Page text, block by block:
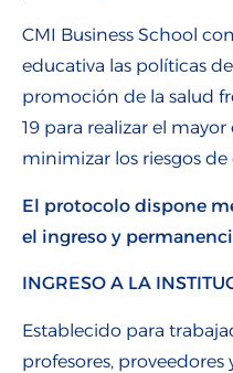
CMI Business School
educativa las políticas
promoción de la salud
19 para realizar el
minimizar los riesgos de
El protocolo dispone
el ingreso y
INGRESO A LA
Establecido para
profesores,